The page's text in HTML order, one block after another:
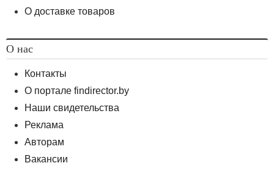
О доставке товаров
О нас
Контакты
О портале findirector.by
Наши свидетельства
Реклама
Авторам
Вакансии